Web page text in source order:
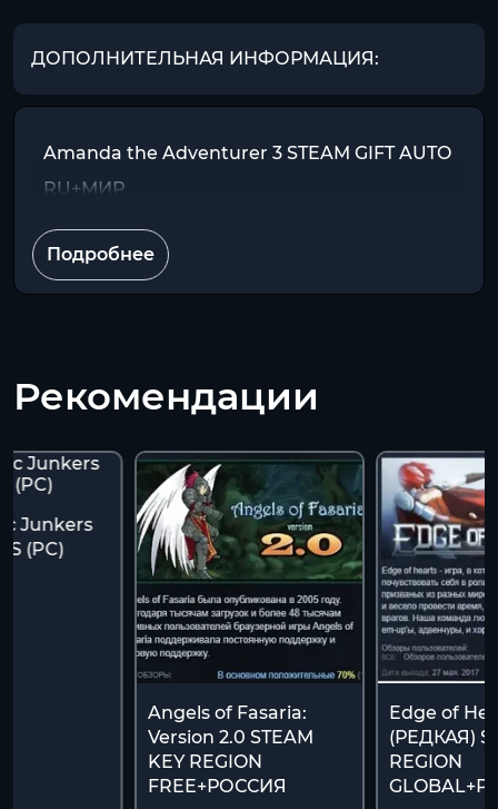
ДОПОЛНИТЕЛЬНАЯ ИНФОРМАЦИЯ:
Amanda the Adventurer 3 STEAM GIFT AUTO
RU+МИР
Подробнее
Рекомендации
Junkers
(PC)
Angels of Fasaria:
Version 2.0 STEAM
KEY REGION
FREE+РОССИЯ
Edge of
(РЕДКАЯ)
REGION